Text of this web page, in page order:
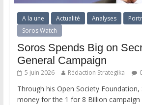
A la une Actualité Analyses
Soros Watch
Soros Spends Big on
General Campaign
5 juin 2026 Rédaction Strategika
Through his Open Society
money for the 1 for 8 Billion campaign